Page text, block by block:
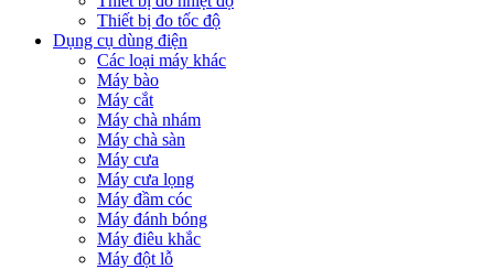
Thiết bị đo tốc độ
Dụng cụ dùng điện
Các loại máy khác
Máy bào
Máy cắt
Máy chà nhám
Máy chà sàn
Máy cưa
Máy cưa lọng
Máy đầm cóc
Máy đánh bóng
Máy điêu khắc
Máy đột lỗ